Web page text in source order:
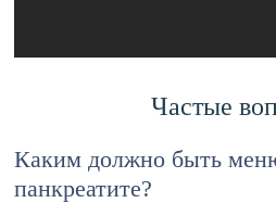
Частые
Каким должно быть
панкреатите?